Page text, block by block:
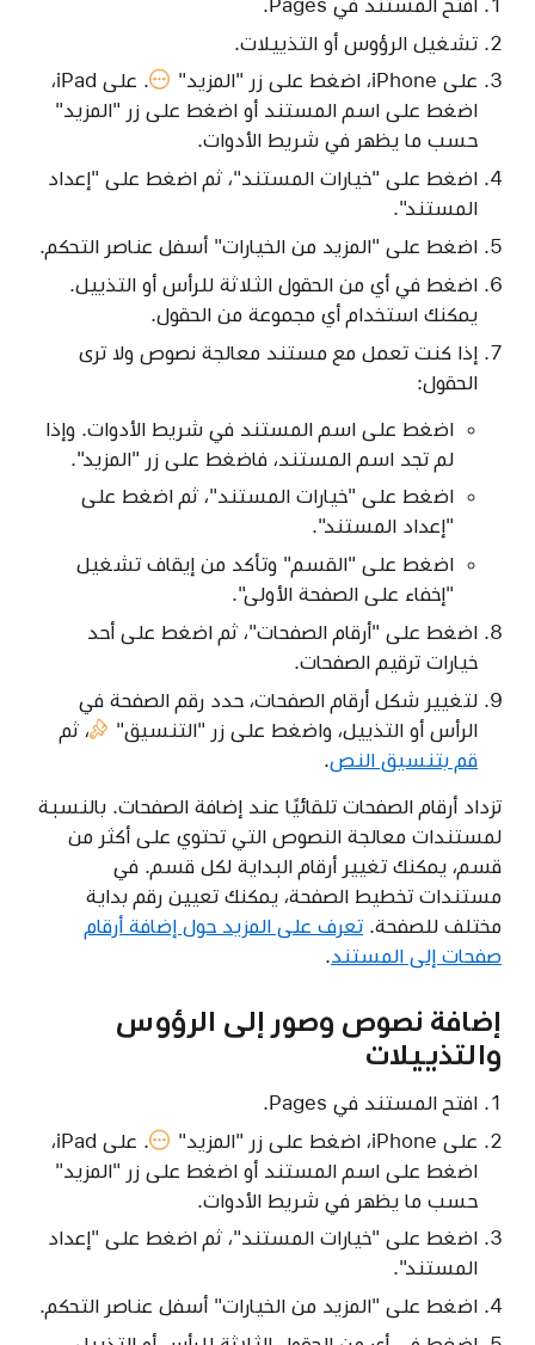
تشغيل الرؤوس أو التذييلات.
على iPhone، اضغط على
زر "المزيد"
. على iPad،
اضغط على اسم المستند أو اضغط على زر "المزيد"
حسب ما يظهر في شريط الأدوات.
اضغط على "خيارات المستند"، ثم اضغط على "إعداد
المستند".
اضغط على "المزيد من الخيارات" أسفل عناصر التحكم.
اضغط في أي من الحقول الثلاثة للرأس أو التذييل.
يمكنك استخدام أي مجموعة من الحقول.
إذا كنت تعمل مع مستند معالجة نصوص ولا ترى
الحقول:
اضغط على اسم المستند في شريط الأدوات. وإذا
لم تجد اسم المستند، فاضغط على زر "المزيد".
اضغط على "خيارات المستند"، ثم اضغط على
"إعداد المستند".
اضغط على "القسم" وتأكد من إيقاف تشغيل
"إخفاء على الصفحة الأولى".
اضغط على "أرقام الصفحات"، ثم اضغط على أحد
خيارات ترقيم الصفحات.
لتغيير شكل أرقام الصفحات، حدد رقم الصفحة في
الرأس أو التذييل، واضغط على زر "التنسيق"
، ثم
قم بتنسيق النص.
تزداد أرقام الصفحات تلقائيًا عند إضافة الصفحات. بالنسبة
لمستندات معالجة النصوص التي تحتوي على أكثر من
قسم، يمكنك تغيير أرقام البداية لكل قسم. في
مستندات تخطيط الصفحة، يمكنك تعيين رقم بداية
مختلف للصفحة. تعرف على المزيد حول إضافة أرقام
صفحات إلى المستند.
إضافة نصوص وصور إلى الرؤوس
والتذييلات
افتح المستند في Pages.
على iPhone، اضغط على
زر "المزيد"
. على iPad،
اضغط على اسم المستند أو اضغط على زر "المزيد"
حسب ما يظهر في شريط الأدوات.
اضغط على "خيارات المستند"، ثم اضغط على "إعداد
المستند".
اضغط على "المزيد من الخيارات" أسفل عناصر التحكم.